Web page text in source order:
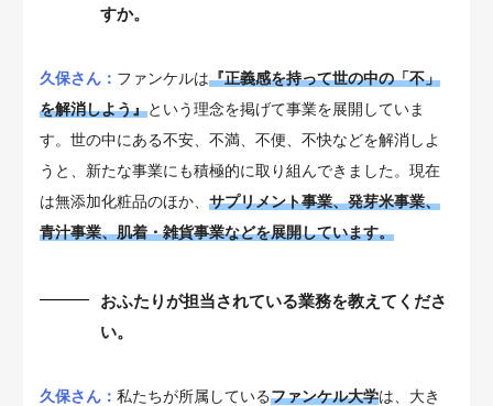
すか。
久保さん： ファンケルは『正義感を持って世の中の「不」
を解消しよう』という理念を掲げて事業を展開していま
す。世の中にある不安、不満、不便、不快などを解消しよ
うと、新たな事業にも積極的に取り組んできました。現在
は無添加化粧品のほか、 サプリメント事業、発芽米事業、
青汁事業、肌着・雑貨事業などを展開しています。
おふたりが担当されている業務を教えてくださ
い。
久保さん： 私たちが所属しているファンケル大学は、大き